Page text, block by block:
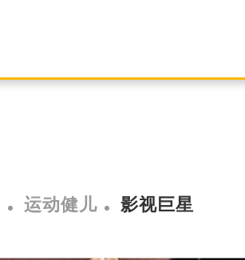
运动健儿 影视巨星